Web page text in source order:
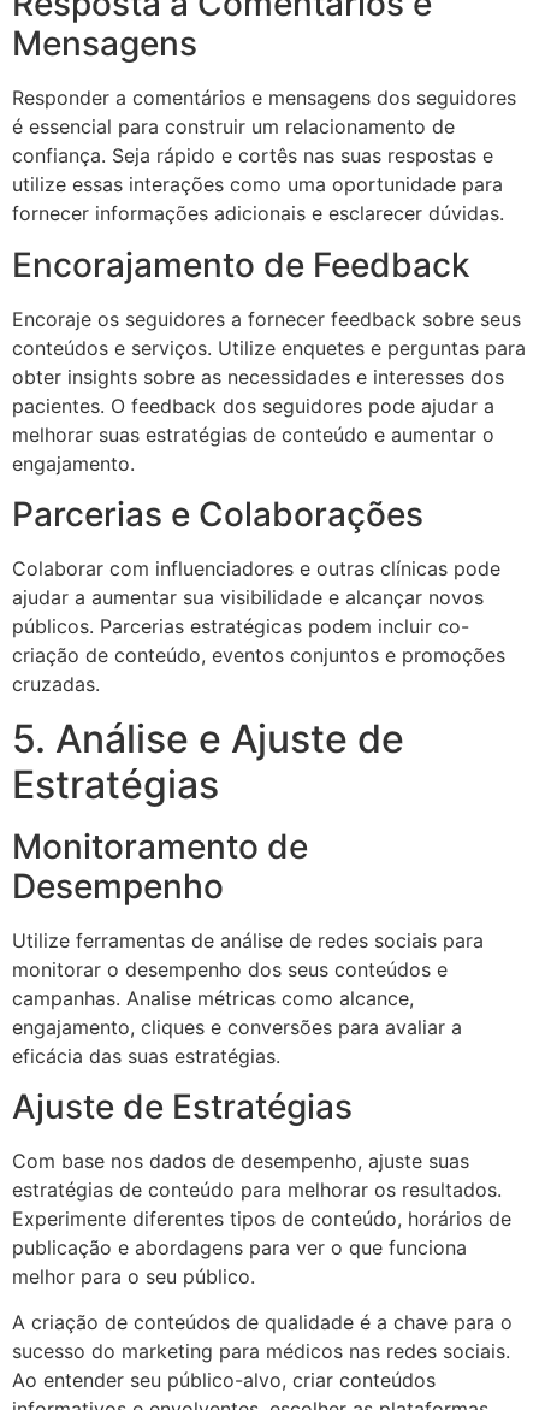
Mensagens
Responder a comentários e mensagens dos seguidores
é essencial para construir um relacionamento de
confiança. Seja rápido e cortês nas suas respostas e
utilize essas interações como uma oportunidade para
fornecer informações adicionais e esclarecer dúvidas.
Encorajamento de Feedback
Encoraje os seguidores a fornecer feedback sobre seus
conteúdos e serviços. Utilize enquetes e perguntas para
obter insights sobre as necessidades e interesses dos
pacientes. O feedback dos seguidores pode ajudar a
melhorar suas estratégias de conteúdo e aumentar o
engajamento.
Parcerias e Colaborações
Colaborar com influenciadores e outras clínicas pode
ajudar a aumentar sua visibilidade e alcançar novos
públicos. Parcerias estratégicas podem incluir co-
criação de conteúdo, eventos conjuntos e promoções
cruzadas.
5. Análise e Ajuste de
Estratégias
Monitoramento de
Desempenho
Utilize ferramentas de análise de redes sociais para
monitorar o desempenho dos seus conteúdos e
campanhas. Analise métricas como alcance,
engajamento, cliques e conversões para avaliar a
eficácia das suas estratégias.
Ajuste de Estratégias
Com base nos dados de desempenho, ajuste suas
estratégias de conteúdo para melhorar os resultados.
Experimente diferentes tipos de conteúdo, horários de
publicação e abordagens para ver o que funciona
melhor para o seu público.
A criação de conteúdos de qualidade é a chave para o
sucesso do marketing para médicos nas redes sociais.
Ao entender seu público-alvo, criar conteúdos